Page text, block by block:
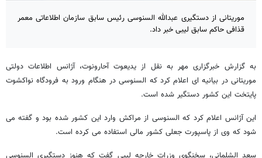
موریتانی از دستگیری عبدالله السنوسی رئیس سابق سازمان اطلاعاتی معمر
قذافی حاکم سابق لیبی خبر داد.
به گزارش خبرگزاری مهر به نقل از یدیعوت آحارونوت، آژانس اطلاعات دولتی
موریتانی در بیانیه ای اعلام کرد که السنوسی در هنگام ورود به فرودگاه نواکشوت
پایتخت این کشور دستگیر شده است.
این آژانس اعلام کرد که السنوسی از مراکش وارد این کشور شده بود و گفته می
شود که وی از پاسپورت جعلی کشور مالی استفاده می کرده است.